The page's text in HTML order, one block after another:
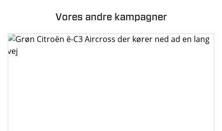
Vores andre kampagner